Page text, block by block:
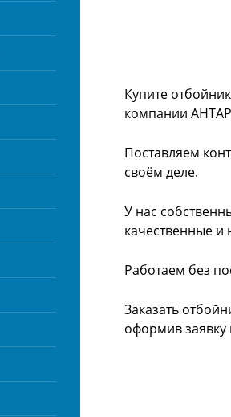
Купите
компании
Поставляем
своём деле.
У нас
качественные и
Работаем без
Заказать
оформив заявку